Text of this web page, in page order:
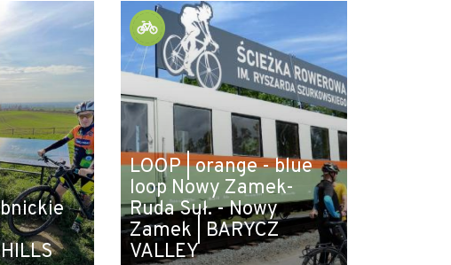
LOOP | orange - blue
loop Nowy Zamek-
Ruda Suł. - Nowy
Zamek | BARYCZ
VALLEY